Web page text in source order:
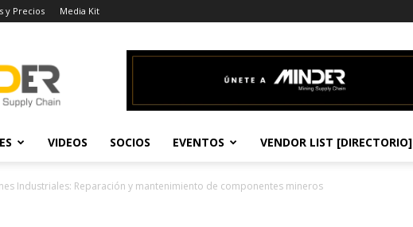
y Precios Media Kit
VIDEOS SOCIOS EVENTOS VENDOR LIST [DIRECTORIO]
Industriales: Reparación y mantenimiento de componentes mineros